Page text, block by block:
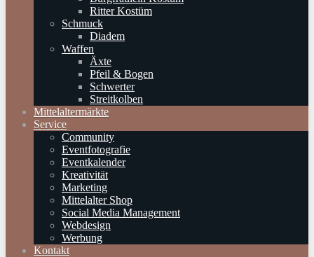
Ritter Kostüm
Schmuck
Diadem
Waffen
Äxte
Pfeil & Bogen
Schwerter
Streitkolben
Mittelaltermärkte
Service
Community
Eventfotografie
Eventkalender
Kreativität
Marketing
Mittelalter Shop
Social Media Management
Webdesign
Werbung
Kontakt